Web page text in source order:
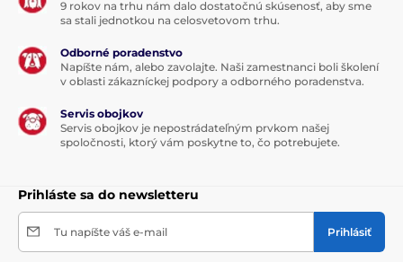
9 rokov na trhu nám dalo dostatočnú skúsenosť, aby sme
sa stali jednotkou na celosvetovom trhu.
Odborné poradenstvo
Napíšte nám, alebo zavolajte. Naši zamestnanci boli školení
v oblasti zákazníckej podpory a odborného poradenstva.
Servis obojkov
Servis obojkov je nepostrádateľným prvkom našej
spoločnosti, ktorý vám poskytne to, čo potrebujete.
Prihláste sa do newsletteru
Tu napíšte váš e-mail Prihlásiť